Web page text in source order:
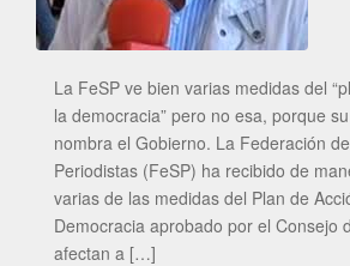
La FeSP ve bien varias medidas del
la democracia” pero no esa, porque
nombra el Gobierno. La Federación
Periodistas (FeSP) ha recibido de
varias de las medidas del Plan de
Democracia aprobado por el Consejo
afectan a […]